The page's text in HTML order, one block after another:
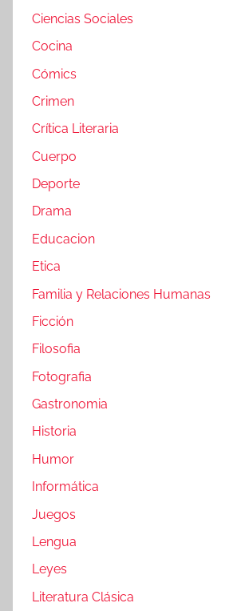
Ciencias Sociales
Cocina
Cómics
Crimen
Crítica Literaria
Cuerpo
Deporte
Drama
Educacion
Etica
Familia y Relaciones Humanas
Ficción
Filosofia
Fotografia
Gastronomia
Historia
Humor
Informática
Juegos
Lengua
Leyes
Literatura Clásica